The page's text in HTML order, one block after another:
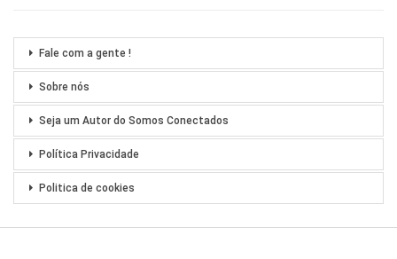
Fale com a gente !
Sobre nós
Seja um Autor do Somos Conectados
Política Privacidade
Politica de cookies